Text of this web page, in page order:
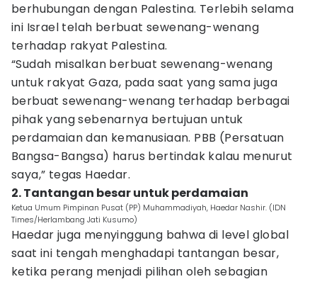
berhubungan dengan Palestina. Terlebih selama
ini Israel telah berbuat sewenang-wenang
terhadap rakyat Palestina.
“Sudah misalkan berbuat sewenang-wenang
untuk rakyat Gaza, pada saat yang sama juga
berbuat sewenang-wenang terhadap berbagai
pihak yang sebenarnya bertujuan untuk
perdamaian dan kemanusiaan. PBB (Persatuan
Bangsa-Bangsa) harus bertindak kalau menurut
saya,” tegas Haedar.
2. Tantangan besar untuk perdamaian
Ketua Umum Pimpinan Pusat (PP) Muhammadiyah, Haedar Nashir. (IDN
Times/Herlambang Jati Kusumo)
Haedar juga menyinggung bahwa di level global
saat ini tengah menghadapi tantangan besar,
ketika perang menjadi pilihan oleh sebagian